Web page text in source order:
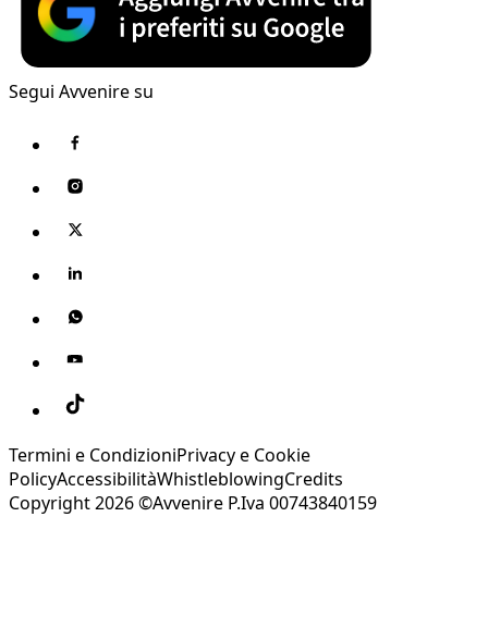
Segui Avvenire su
Termini e CondizioniPrivacy e Cookie
PolicyAccessibilitàWhistleblowingCredits
Copyright 2026 ©Avvenire P.Iva 00743840159